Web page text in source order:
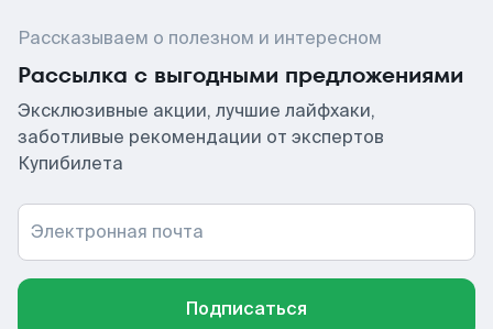
Рассказываем о полезном и интересном
Рассылка с выгодными предложениями
Эксклюзивные акции, лучшие лайфхаки,
заботливые рекомендации от экспертов
Купибилета
Электронная почта
Подписаться